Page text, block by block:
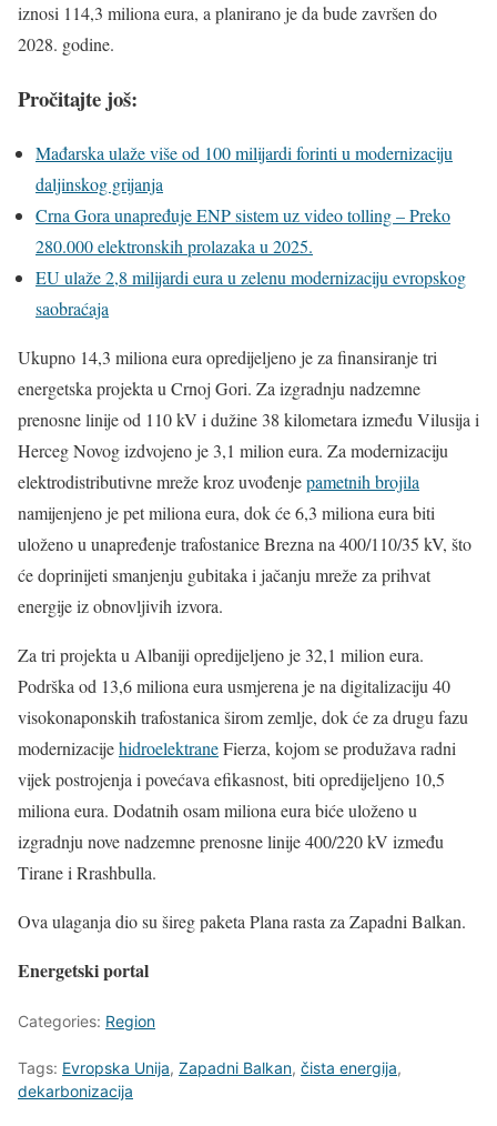
iznosi 114,3 miliona eura, a planirano je da bude završen do
2028. godine.
Pročitajte još:
Mađarska ulaže više od 100 milijardi forinti u modernizaciju
daljinskog grijanja
Crna Gora unapređuje ENP sistem uz video tolling – Preko
280.000 elektronskih prolazaka u 2025.
EU ulaže 2,8 milijardi eura u zelenu modernizaciju evropskog
saobraćaja
Ukupno 14,3 miliona eura opredijeljeno je za finansiranje tri
energetska projekta u Crnoj Gori. Za izgradnju nadzemne
prenosne linije od 110 kV i dužine 38 kilometara između Vilusija i
Herceg Novog izdvojeno je 3,1 milion eura. Za modernizaciju
elektrodistributivne mreže kroz uvođenjepametnih brojila
namijenjeno je pet miliona eura, dok će 6,3 miliona eura biti
uloženo u unapređenje trafostanice Brezna na 400/110/35 kV, što
će doprinijeti smanjenju gubitaka i jačanju mreže za prihvat
energije iz obnovljivih izvora.
Za tri projekta u Albaniji opredijeljeno je 32,1 milion eura.
Podrška od 13,6 miliona eura usmjerena je na digitalizaciju 40
visokonaponskih trafostanica širom zemlje, dok će za drugu fazu
modernizacijehidroelektraneFierza, kojom se produžava radni
vijek postrojenja i povećava efikasnost, biti opredijeljeno 10,5
miliona eura. Dodatnih osam miliona eura biće uloženo u
izgradnju nove nadzemne prenosne linije 400/220 kV između
Tirane i Rrashbulla.
Ova ulaganja dio su šireg paketa Plana rasta za Zapadni Balkan.
Energetski portal
Categories: Region
Tags: Evropska Unija, Zapadni Balkan, čista energija,
dekarbonizacija